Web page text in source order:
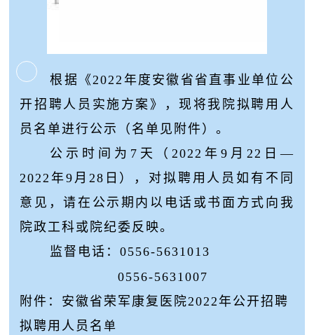
根据《2022年度安徽省省直事业单位公
开招聘人员实施方案》，现将我院拟聘用人
员名单进行公示（名单见附件）。
公示时间为7天（2022年9月22日—
2022年9月28日），对拟聘用人员如有不同
意见，请在公示期内以电话或书面方式向我
院政工科或院纪委反映。
监督电话：0556-5631013
0556-5631007
附件：安徽省荣军康复医院2022年公开招聘
拟聘用人员名 单